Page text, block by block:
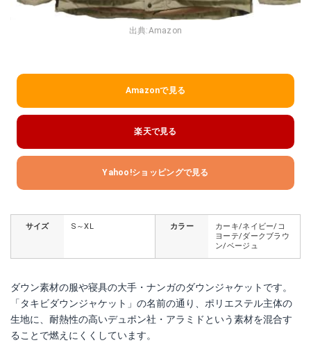
出典:Amazon
Amazonで見る
楽天で見る
Yahoo!ショッピングで見る
サイズ S～XL カラー
カーキ/ネイビー/コ
ヨーテ/ダークブラウ
ン/ベージュ
ダウン素材の服や寝具の大手・ナンガのダウンジャケットです。
「タキビダウンジャケット」の名前の通り、ポリエステル主体の
生地に、耐熱性の高いデュポン社・アラミドという素材を混合す
ることで燃えにくくしています。